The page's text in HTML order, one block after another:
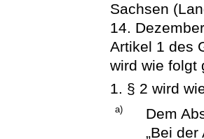
Sachsen
14.
Artikel 1 des
wird wie folgt
1. § 2 wird
a)
Dem
„Bei